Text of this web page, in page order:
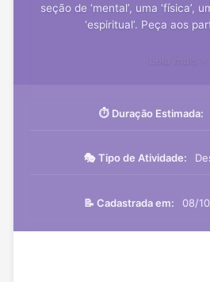
seção de ‘mental’, uma ‘física’,
‘espiritual’. Peça aos
do
nossas
⏱️ Duração Estimada:
🎭 Tipo de Atividade:
📝 Cadastrada em: 08/